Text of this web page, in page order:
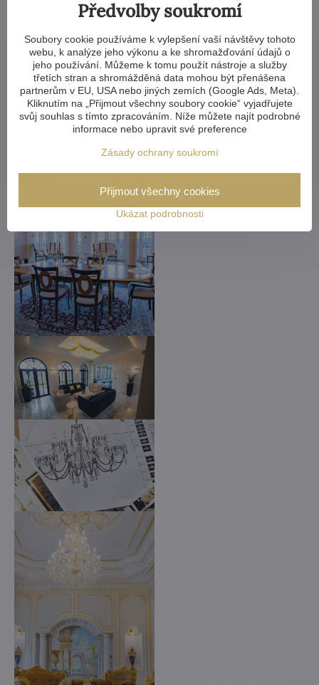
Kterýkoliv křišťálový lustr v
naší nabídce
vám můžeme upravit na míru
Předvolby soukromí
Soubory cookie používáme k vylepšení vaší návštěvy tohoto
webu, k analýze jeho výkonu a ke shromažďování údajů o
jeho používání. Můžeme k tomu použít nástroje a služby
třetích stran a shromážděná data mohou být přenášena
partnerům v EU, USA nebo jiných zemích (Google Ads, Meta).
Kliknutím na „Přijmout všechny soubory cookie“ vyjadřujete
svůj souhlas s tímto zpracováním. Níže můžete najít podrobné
informace nebo upravit své preference
Zásady ochrany soukromí
Ukázat podrobnosti
Přijmout všechny cookies